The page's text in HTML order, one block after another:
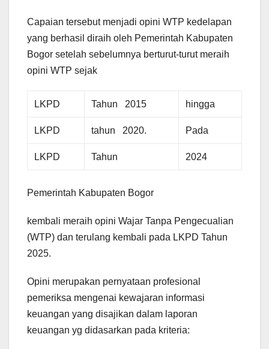
Capaian tersebut menjadi opini WTP kedelapan
yang berhasil diraih oleh Pemerintah Kabupaten
Bogor setelah sebelumnya berturut-turut meraih
opini WTP sejak
LKPD Tahun 2015 hingga
LKPD tahun 2020. Pada
LKPD Tahun 2024
Pemerintah Kabupaten Bogor
kembali meraih opini Wajar Tanpa Pengecualian
(WTP) dan terulang kembali pada LKPD Tahun
2025.
Opini merupakan pernyataan profesional
pemeriksa mengenai kewajaran informasi
keuangan yang disajikan dalam laporan
keuangan yg didasarkan pada kriteria: